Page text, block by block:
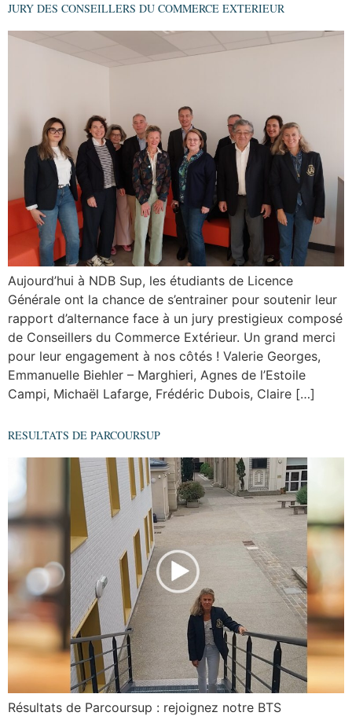
JURY DES CONSEILLERS DU COMMERCE EXTERIEUR
Aujourd’hui à NDB Sup, les étudiants de Licence
Générale ont la chance de s’entrainer pour soutenir leur
rapport d’alternance face à un jury prestigieux composé
de Conseillers du Commerce Extérieur. Un grand merci
pour leur engagement à nos côtés ! Valerie Georges,
Emmanuelle Biehler – Marghieri, Agnes de l’Estoile
Campi, Michaël Lafarge, Frédéric Dubois, Claire […]
RESULTATS DE PARCOURSUP
Résultats de Parcoursup : rejoignez notre BTS